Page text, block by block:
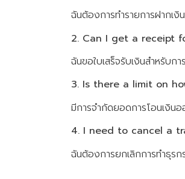
ฉันต้องการทำรายการฝากเ
2. Can I get a receipt
ฉันขอใบเสร็จรับเงินสำหรับก
3. Is there a limit on
มีการจำกัดยอดการโอนเงินอ
4. I need to cancel a
ฉันต้องการยกเลิกการทำธุร